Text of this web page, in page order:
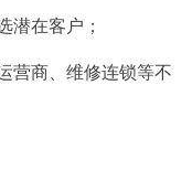
潜在客户；
营商、维修连锁等不